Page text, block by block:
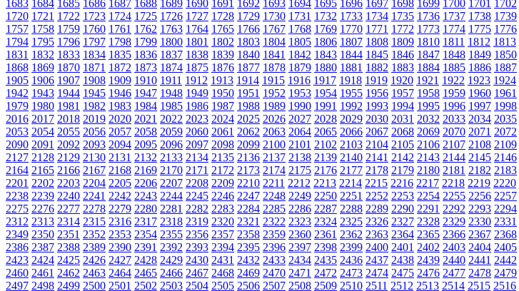
1683 1684 1685 1686 1687 1688 1689 1690 1691 1692 1693 1694 1695 1696 1697 1698 1699 1700 1701 1702
1720 1721 1722 1723 1724 1725 1726 1727 1728 1729 1730 1731 1732 1733 1734 1735 1736 1737 1738 1739
1757 1758 1759 1760 1761 1762 1763 1764 1765 1766 1767 1768 1769 1770 1771 1772 1773 1774 1775 1776
1794 1795 1796 1797 1798 1799 1800 1801 1802 1803 1804 1805 1806 1807 1808 1809 1810 1811 1812 1813
1831 1832 1833 1834 1835 1836 1837 1838 1839 1840 1841 1842 1843 1844 1845 1846 1847 1848 1849 1850
1868 1869 1870 1871 1872 1873 1874 1875 1876 1877 1878 1879 1880 1881 1882 1883 1884 1885 1886 1887
1905 1906 1907 1908 1909 1910 1911 1912 1913 1914 1915 1916 1917 1918 1919 1920 1921 1922 1923 1924
1942 1943 1944 1945 1946 1947 1948 1949 1950 1951 1952 1953 1954 1955 1956 1957 1958 1959 1960 1961
1979 1980 1981 1982 1983 1984 1985 1986 1987 1988 1989 1990 1991 1992 1993 1994 1995 1996 1997 1998
2016 2017 2018 2019 2020 2021 2022 2023 2024 2025 2026 2027 2028 2029 2030 2031 2032 2033 2034 2035
2053 2054 2055 2056 2057 2058 2059 2060 2061 2062 2063 2064 2065 2066 2067 2068 2069 2070 2071 2072
2090 2091 2092 2093 2094 2095 2096 2097 2098 2099 2100 2101 2102 2103 2104 2105 2106 2107 2108 2109
2127 2128 2129 2130 2131 2132 2133 2134 2135 2136 2137 2138 2139 2140 2141 2142 2143 2144 2145 2146
2164 2165 2166 2167 2168 2169 2170 2171 2172 2173 2174 2175 2176 2177 2178 2179 2180 2181 2182 2183
2201 2202 2203 2204 2205 2206 2207 2208 2209 2210 2211 2212 2213 2214 2215 2216 2217 2218 2219 2220
2238 2239 2240 2241 2242 2243 2244 2245 2246 2247 2248 2249 2250 2251 2252 2253 2254 2255 2256 2257
2275 2276 2277 2278 2279 2280 2281 2282 2283 2284 2285 2286 2287 2288 2289 2290 2291 2292 2293 2294
2312 2313 2314 2315 2316 2317 2318 2319 2320 2321 2322 2323 2324 2325 2326 2327 2328 2329 2330 2331
2349 2350 2351 2352 2353 2354 2355 2356 2357 2358 2359 2360 2361 2362 2363 2364 2365 2366 2367 2368
2386 2387 2388 2389 2390 2391 2392 2393 2394 2395 2396 2397 2398 2399 2400 2401 2402 2403 2404 2405
2423 2424 2425 2426 2427 2428 2429 2430 2431 2432 2433 2434 2435 2436 2437 2438 2439 2440 2441 2442
2460 2461 2462 2463 2464 2465 2466 2467 2468 2469 2470 2471 2472 2473 2474 2475 2476 2477 2478 2479
2497 2498 2499 2500 2501 2502 2503 2504 2505 2506 2507 2508 2509 2510 2511 2512 2513 2514 2515 2516